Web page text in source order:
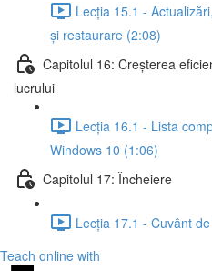
Lecția 15.1 -
și restaurare (2:08)
Capitolul 16: Creșterea
lucrului
Lecția 16.1 - Lista
Windows 10 (1:06)
Capitolul 17: Încheiere
Lecția 17.1 - Cuvânt
Teach online with